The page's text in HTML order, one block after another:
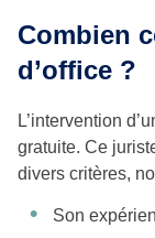
Combien
d’office ?
L’intervention
gratuite. Ce
divers critères,
Son